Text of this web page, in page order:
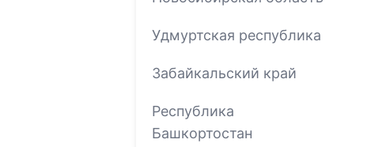
Удмуртская республика
Забайкальский край
Республика
Башкортостан